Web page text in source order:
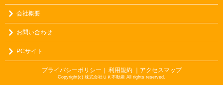
会社概要
お問い合わせ
PCサイト
プライバシーポリシー 利用規約 ｜アクセスマップ
Copyright(c) 株式会社ＵＫ不動産 All rights reserved.